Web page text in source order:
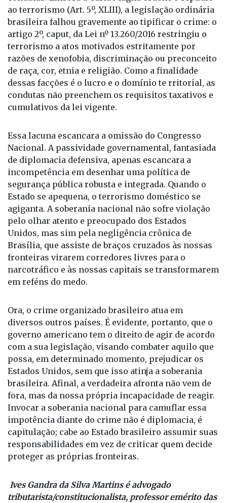
ao terrorismo (Art. 5º, XLIII), a legislação ordinária
brasileira falhou gravemente ao tipificar o crime: o
artigo 2º, caput, da Lei nº 13.260/2016 restringiu o
terrorismo a atos motivados estritamente por
razões de xenofobia, discriminação ou preconceito
de raça, cor, etnia e religião. Como a finalidade
dessas facções é o lucro e o domínio te rritorial, as
condutas não preenchem os requisitos taxativos e
cumulativos da lei vigente.
Essa lacuna escancara a omissão do Congresso
Nacional. A passividade governamental, fantasiada
de diplomacia defensiva, apenas escancara a
incompetência em desenhar uma política de
segurança pública robusta e integrada. Quando o
Estado se apequena, o terrorismo doméstico se
agiganta. A soberania nacional não sofre violação
pelo olhar atento e preocupado dos Estados
Unidos, mas sim pela negligência crônica de
Brasília, que assiste de braços cruzados às nossas
fronteiras virarem corredores livres para o
narcotráfico e às nossas capitais se transformarem
em reféns do medo.
Ora, o crime organizado brasileiro atua em
diversos outros países. É evidente, portanto, que o
governo americano tem o direito de agir de acordo
com a sua legislação, visando combater aquilo que
possa, em determinado momento, prejudicar os
Estados Unidos, sem que isso atinja a soberania
brasileira. Afinal, a verdadeira afronta não vem de
fora, mas da nossa própria incapacidade de reagir.
Invocar a soberania nacional para camuflar essa
impotência diante do crime não é diplomacia, é
capitulação; cabe ao Estado brasileiro assumir suas
responsabilidades em vez de criticar quem decide
proteger as próprias fronteiras.
Ives Gandra da Silva Martins é advogado
tributarista/constitucionalista, professor emérito das